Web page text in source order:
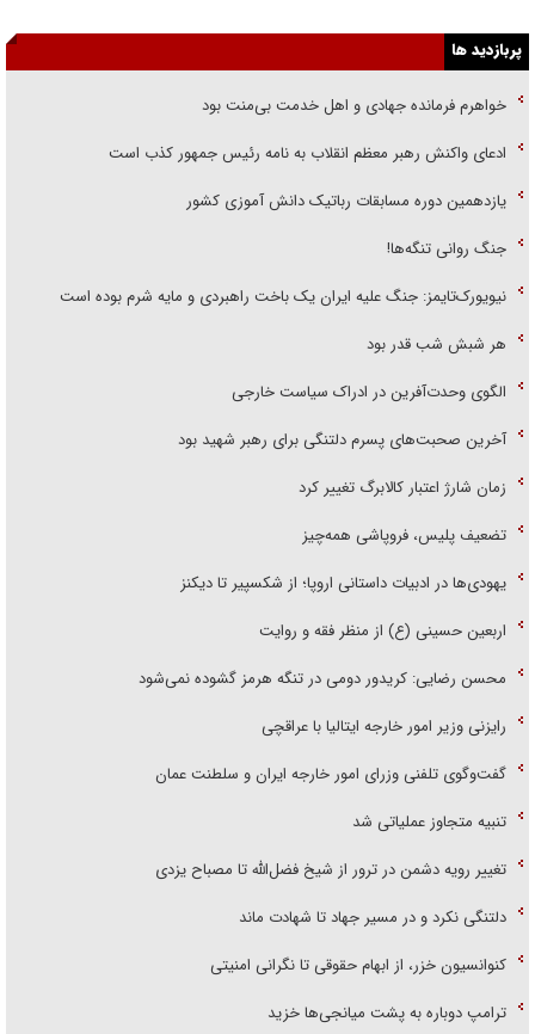
پربازدید ها
خواهرم فرمانده جهادی و اهل خدمت بی‌منت بود
ادعای واکنش رهبر معظم انقلاب به نامه رئیس جمهور کذب است
یازدهمین دوره مسابقات رباتیک دانش آموزی کشور
جنگ روانی تنگه‌ها!
نیویورک‌تایمز: جنگ علیه ایران یک باخت راهبردی و مایه شرم بوده است
هر شبش شب قدر بود
الگوی وحدت‌آفرین در ادراک سیاست خارجی
آخرین صحبت‌های پسرم دلتنگی برای رهبر شهید بود
زمان شارژ اعتبار کالابرگ تغییر کرد
تضعیف پلیس، فروپاشی همه‌چیز
یهودی‌ها در ادبیات داستانی اروپا؛ از شکسپیر تا دیکنز
اربعین حسینی (ع) از منظر فقه و روایت
محسن رضایی: کریدور دومی در تنگه هرمز گشوده نمی‌شود
رایزنی وزیر امور خارجه ایتالیا با عراقچی
گفت‌وگوی تلفنی وزرای امور خارجه ایران و سلطنت عمان
تنبیه متجاوز عملیاتی شد
تغییر رویه دشمن در ترور از شیخ فضل‌الله تا مصباح یزدی
دلتنگی نکرد و در مسیر جهاد تا شهادت ماند
کنوانسیون خزر، از ابهام حقوقی تا نگرانی امنیتی
ترامپ دوباره به پشت میانجی‌ها خزید